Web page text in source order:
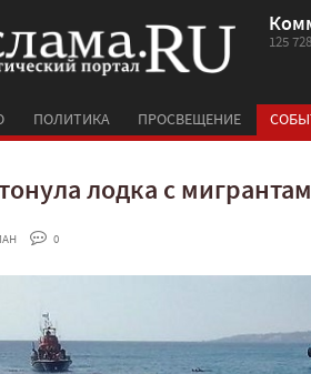
125 728
ПОЛИТИКА ПРОСВЕЩЕНИЕ
лодка с
0